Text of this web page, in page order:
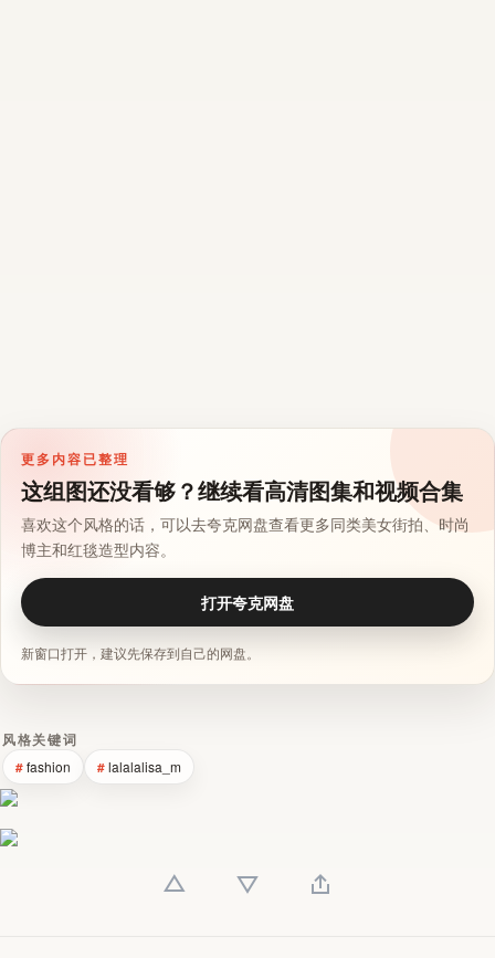
更多内容已整理
这组图还没看够？继续看高清图集和视频合集
喜欢这个风格的话，可以去夸克网盘查看更多同类美女街拍、时尚
博主和红毯造型内容。
打开夸克网盘
新窗口打开，建议先保存到自己的网盘。
风格关键词
fashion lalalalisa_m